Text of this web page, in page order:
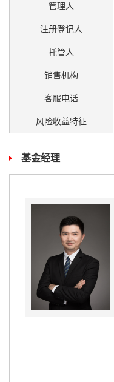
管理人
注册登记人
托管人
销售机构
客服电话
风险收益特征
基金经理